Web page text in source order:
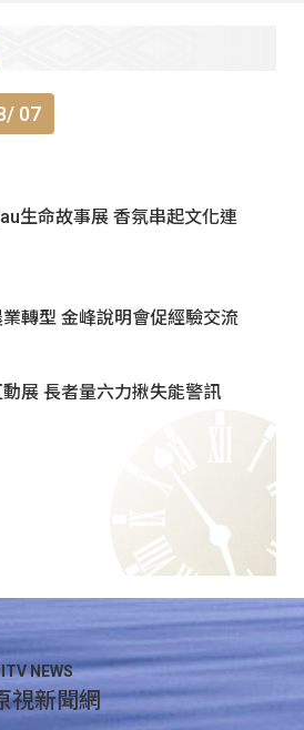
07
生命故事展 香氛串起文化連
轉型 金峰說明會促經驗交流
展 長者量六力揪失能警訊
NEWS
視新聞網